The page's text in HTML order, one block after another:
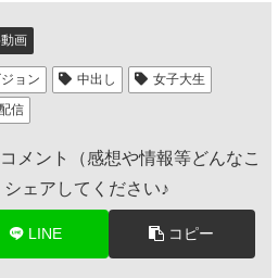
画
ョン 中出し
女子大生
信
メント（感想や情報等どんなこ
ェアしてください♪
LINE コピー